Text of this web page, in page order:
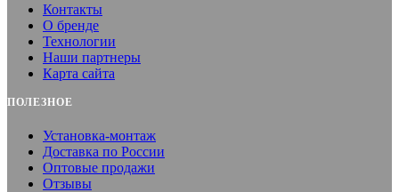
Контакты
О бренде
Технологии
Наши партнеры
Карта сайта
ПОЛЕЗНОЕ
Установка-монтаж
Доставка по России
Оптовые продажи
Отзывы